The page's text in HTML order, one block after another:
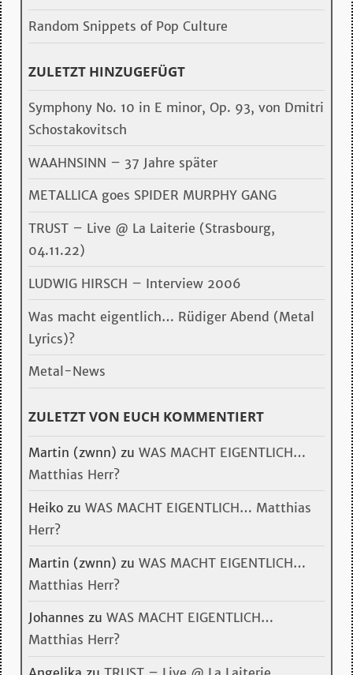
Random Snippets of Pop Culture
ZULETZT HINZUGEFÜGT
Symphony No. 10 in E minor, Op. 93, von Dmitri
Schostakovitsch
WAAHNSINN – 37 Jahre später
METALLICA goes SPIDER MURPHY GANG
TRUST – Live @ La Laiterie (Strasbourg,
04.11.22)
LUDWIG HIRSCH – Interview 2006
Was macht eigentlich… Rüdiger Abend (Metal
Lyrics)?
Metal-News
ZULETZT VON EUCH KOMMENTIERT
Martin (zwnn) zu WAS MACHT EIGENTLICH…
Matthias Herr?
Heiko zu WAS MACHT EIGENTLICH… Matthias
Herr?
Martin (zwnn) zu WAS MACHT EIGENTLICH…
Matthias Herr?
Johannes zu WAS MACHT EIGENTLICH…
Matthias Herr?